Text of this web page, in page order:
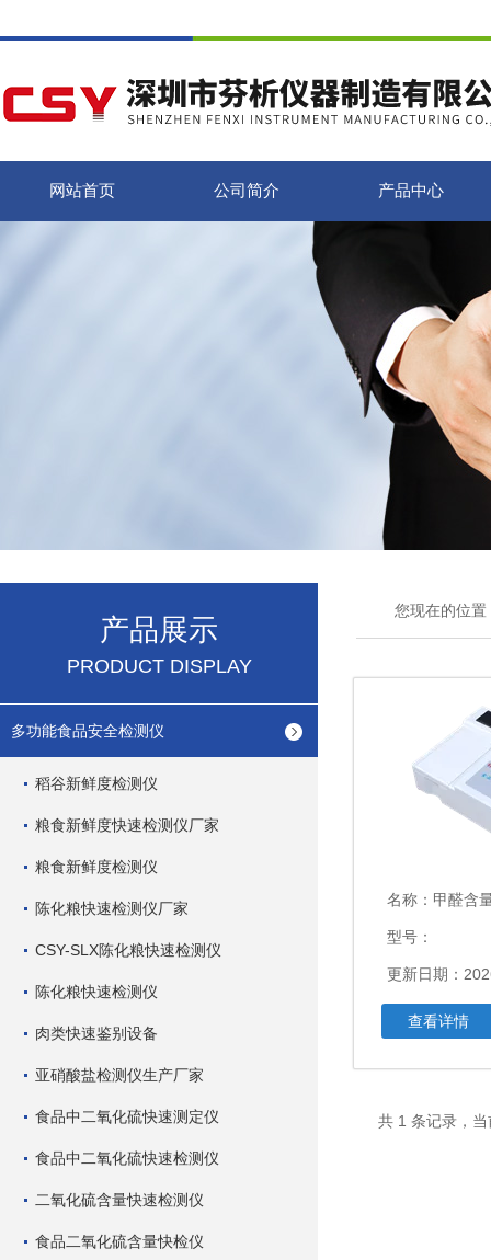
网站首页 公司简介 产品中心
产品展示
PRODUCT DISPLAY
多功能食品安全检测仪
稻谷新鲜度检测仪
粮食新鲜度快速检测仪厂家
粮食新鲜度检测仪
陈化粮快速检测仪厂家
CSY-SLX陈化粮快速检测仪
陈化粮快速检测仪
肉类快速鉴别设备
亚硝酸盐检测仪生产厂家
食品中二氧化硫快速测定仪
食品中二氧化硫快速检测仪
二氧化硫含量快速检测仪
食品二氧化硫含量快检仪
您现在的位置
名称： 甲醛含
型号：
更新日期：
查看详情
共 1 条记录，